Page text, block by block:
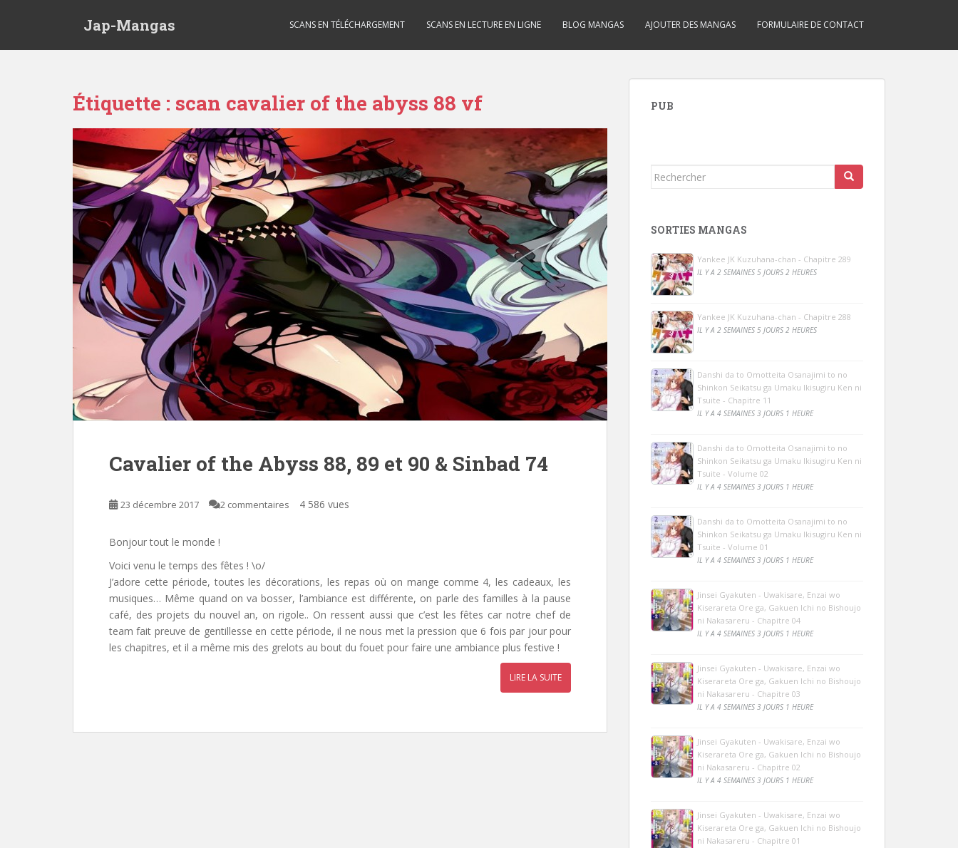
Jap-Mangas SCANS EN TÉLÉCHARGEMENT SCANS EN LECTURE EN LIGNE BLOG MANGAS AJOUTER DES MANGAS FORMULAIRE DE CONTACT
Étiquette : scan cavalier of the abyss 88 vf
Cavalier of the Abyss 88, 89 et 90 & Sinbad 74
23 décembre 2017 2 commentaires 4 586 vues
Bonjour tout le monde !
Voici venu le temps des fêtes ! \o/
J’adore cette période, toutes les décorations, les repas où on mange comme 4, les cadeaux, les
musiques… Même quand on va bosser, l’ambiance est différente, on parle des familles à la pause
café, des projets du nouvel an, on rigole.. On ressent aussi que c’est les fêtes car notre chef de
team fait preuve de gentillesse en cette période, il ne nous met la pression que 6 fois par jour pour
les chapitres, et il a même mis des grelots au bout du fouet pour faire une ambiance plus festive !
LIRE LA SUITE
PUB
Rechercher...
SORTIES MANGAS
Yankee JK Kuzuhana-chan - Chapitre 289
IL Y A 2 SEMAINES 5 JOURS 2 HEURES
Yankee JK Kuzuhana-chan - Chapitre 288
IL Y A 2 SEMAINES 5 JOURS 2 HEURES
Danshi da to Omotteita Osanajimi to no
Shinkon Seikatsu ga Umaku Ikisugiru Ken ni
Tsuite - Chapitre 11
IL Y A 4 SEMAINES 3 JOURS 1 HEURE
Danshi da to Omotteita Osanajimi to no
Shinkon Seikatsu ga Umaku Ikisugiru Ken ni
Tsuite - Volume 02
IL Y A 4 SEMAINES 3 JOURS 1 HEURE
Danshi da to Omotteita Osanajimi to no
Shinkon Seikatsu ga Umaku Ikisugiru Ken ni
Tsuite - Volume 01
IL Y A 4 SEMAINES 3 JOURS 1 HEURE
Jinsei Gyakuten - Uwakisare, Enzai wo
Kiserareta Ore ga, Gakuen Ichi no Bishoujo
ni Nakasareru - Chapitre 04
IL Y A 4 SEMAINES 3 JOURS 1 HEURE
Jinsei Gyakuten - Uwakisare, Enzai wo
Kiserareta Ore ga, Gakuen Ichi no Bishoujo
ni Nakasareru - Chapitre 03
IL Y A 4 SEMAINES 3 JOURS 1 HEURE
Jinsei Gyakuten - Uwakisare, Enzai wo
Kiserareta Ore ga, Gakuen Ichi no Bishoujo
ni Nakasareru - Chapitre 02
IL Y A 4 SEMAINES 3 JOURS 1 HEURE
Jinsei Gyakuten - Uwakisare, Enzai wo
Kiserareta Ore ga, Gakuen Ichi no Bishoujo
ni Nakasareru - Chapitre 01